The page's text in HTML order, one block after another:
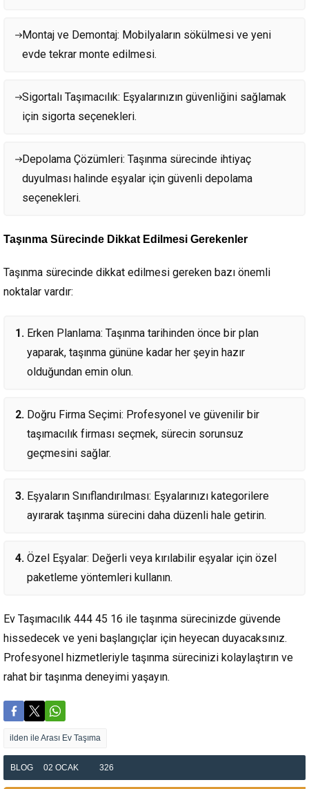
Montaj ve Demontaj: Mobilyaların sökülmesi ve yeni
evde tekrar monte edilmesi.
Sigortalı Taşımacılık: Eşyalarınızın güvenliğini sağlamak
için sigorta seçenekleri.
Depolama Çözümleri: Taşınma sürecinde ihtiyaç
duyulması halinde eşyalar için güvenli depolama
seçenekleri.
Taşınma Sürecinde Dikkat Edilmesi Gerekenler
Taşınma sürecinde dikkat edilmesi gereken bazı önemli
noktalar vardır:
Erken Planlama: Taşınma tarihinden önce bir plan
yaparak, taşınma gününe kadar her şeyin hazır
olduğundan emin olun.
Doğru Firma Seçimi: Profesyonel ve güvenilir bir
taşımacılık firması seçmek, sürecin sorunsuz
geçmesini sağlar.
Eşyaların Sınıflandırılması: Eşyalarınızı kategorilere
ayırarak taşınma sürecini daha düzenli hale getirin.
Özel Eşyalar: Değerli veya kırılabilir eşyalar için özel
paketleme yöntemleri kullanın.
Ev Taşımacılık 444 45 16 ile taşınma sürecinizde güvende
hissedecek ve yeni başlangıçlar için heyecan duyacaksınız.
Profesyonel hizmetleriyle taşınma sürecinizi kolaylaştırın ve
rahat bir taşınma deneyimi yaşayın.
ilden ile Arası Ev Taşıma
BLOG 02 OCAK 326